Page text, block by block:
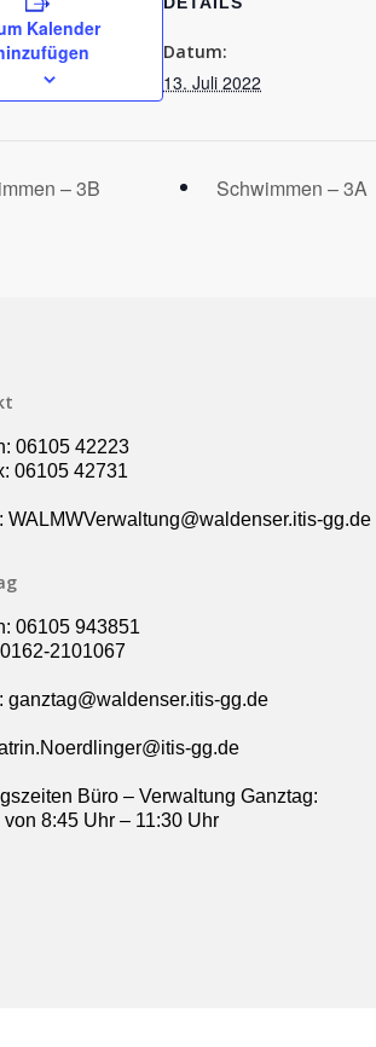
Kalender
Datum:
13. Juli 2022
– 3B Schwimmen – 3A
06105 42223
06105 42731
WALMWVerwaltung@waldenser.itis-gg.de
06105 943851
2101067
ganztag@waldenser.itis-gg.de
gg.de
Büro – Verwaltung Ganztag:
8:45 Uhr – 11:30 Uhr